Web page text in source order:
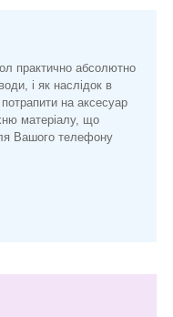
практично абсолютно
і як наслідок в
на аксесуар
матеріалу, що
Вашого телефону